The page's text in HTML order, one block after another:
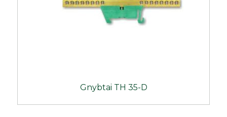
Gnybtai TH 35-D